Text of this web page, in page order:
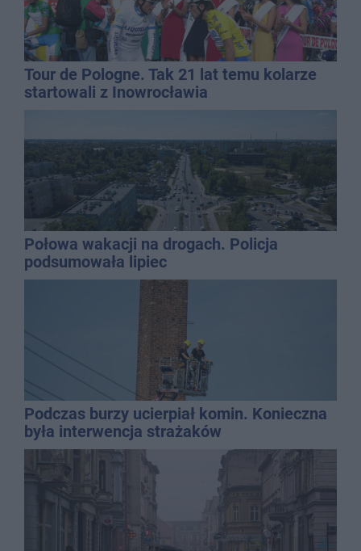
Tour de Pologne. Tak 21 lat temu kolarze
startowali z Inowrocławia
Połowa wakacji na drogach. Policja
podsumowała lipiec
Podczas burzy ucierpiał komin. Konieczna
była interwencja strażaków